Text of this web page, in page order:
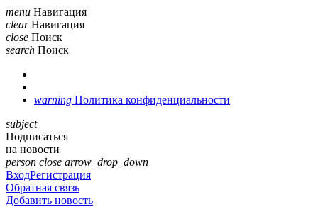
menu Навигация
clear Навигация
close Поиск
search Поиск
warning Политика конфиденциальности
subject
Подписаться
на новости
person close arrow_drop_down
ВходРегистрация
Обратная связь
Добавить новость